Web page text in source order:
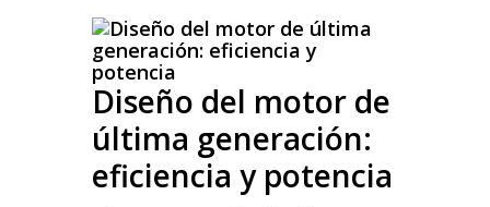
Diseño del motor de
última generación:
eficiencia y potencia